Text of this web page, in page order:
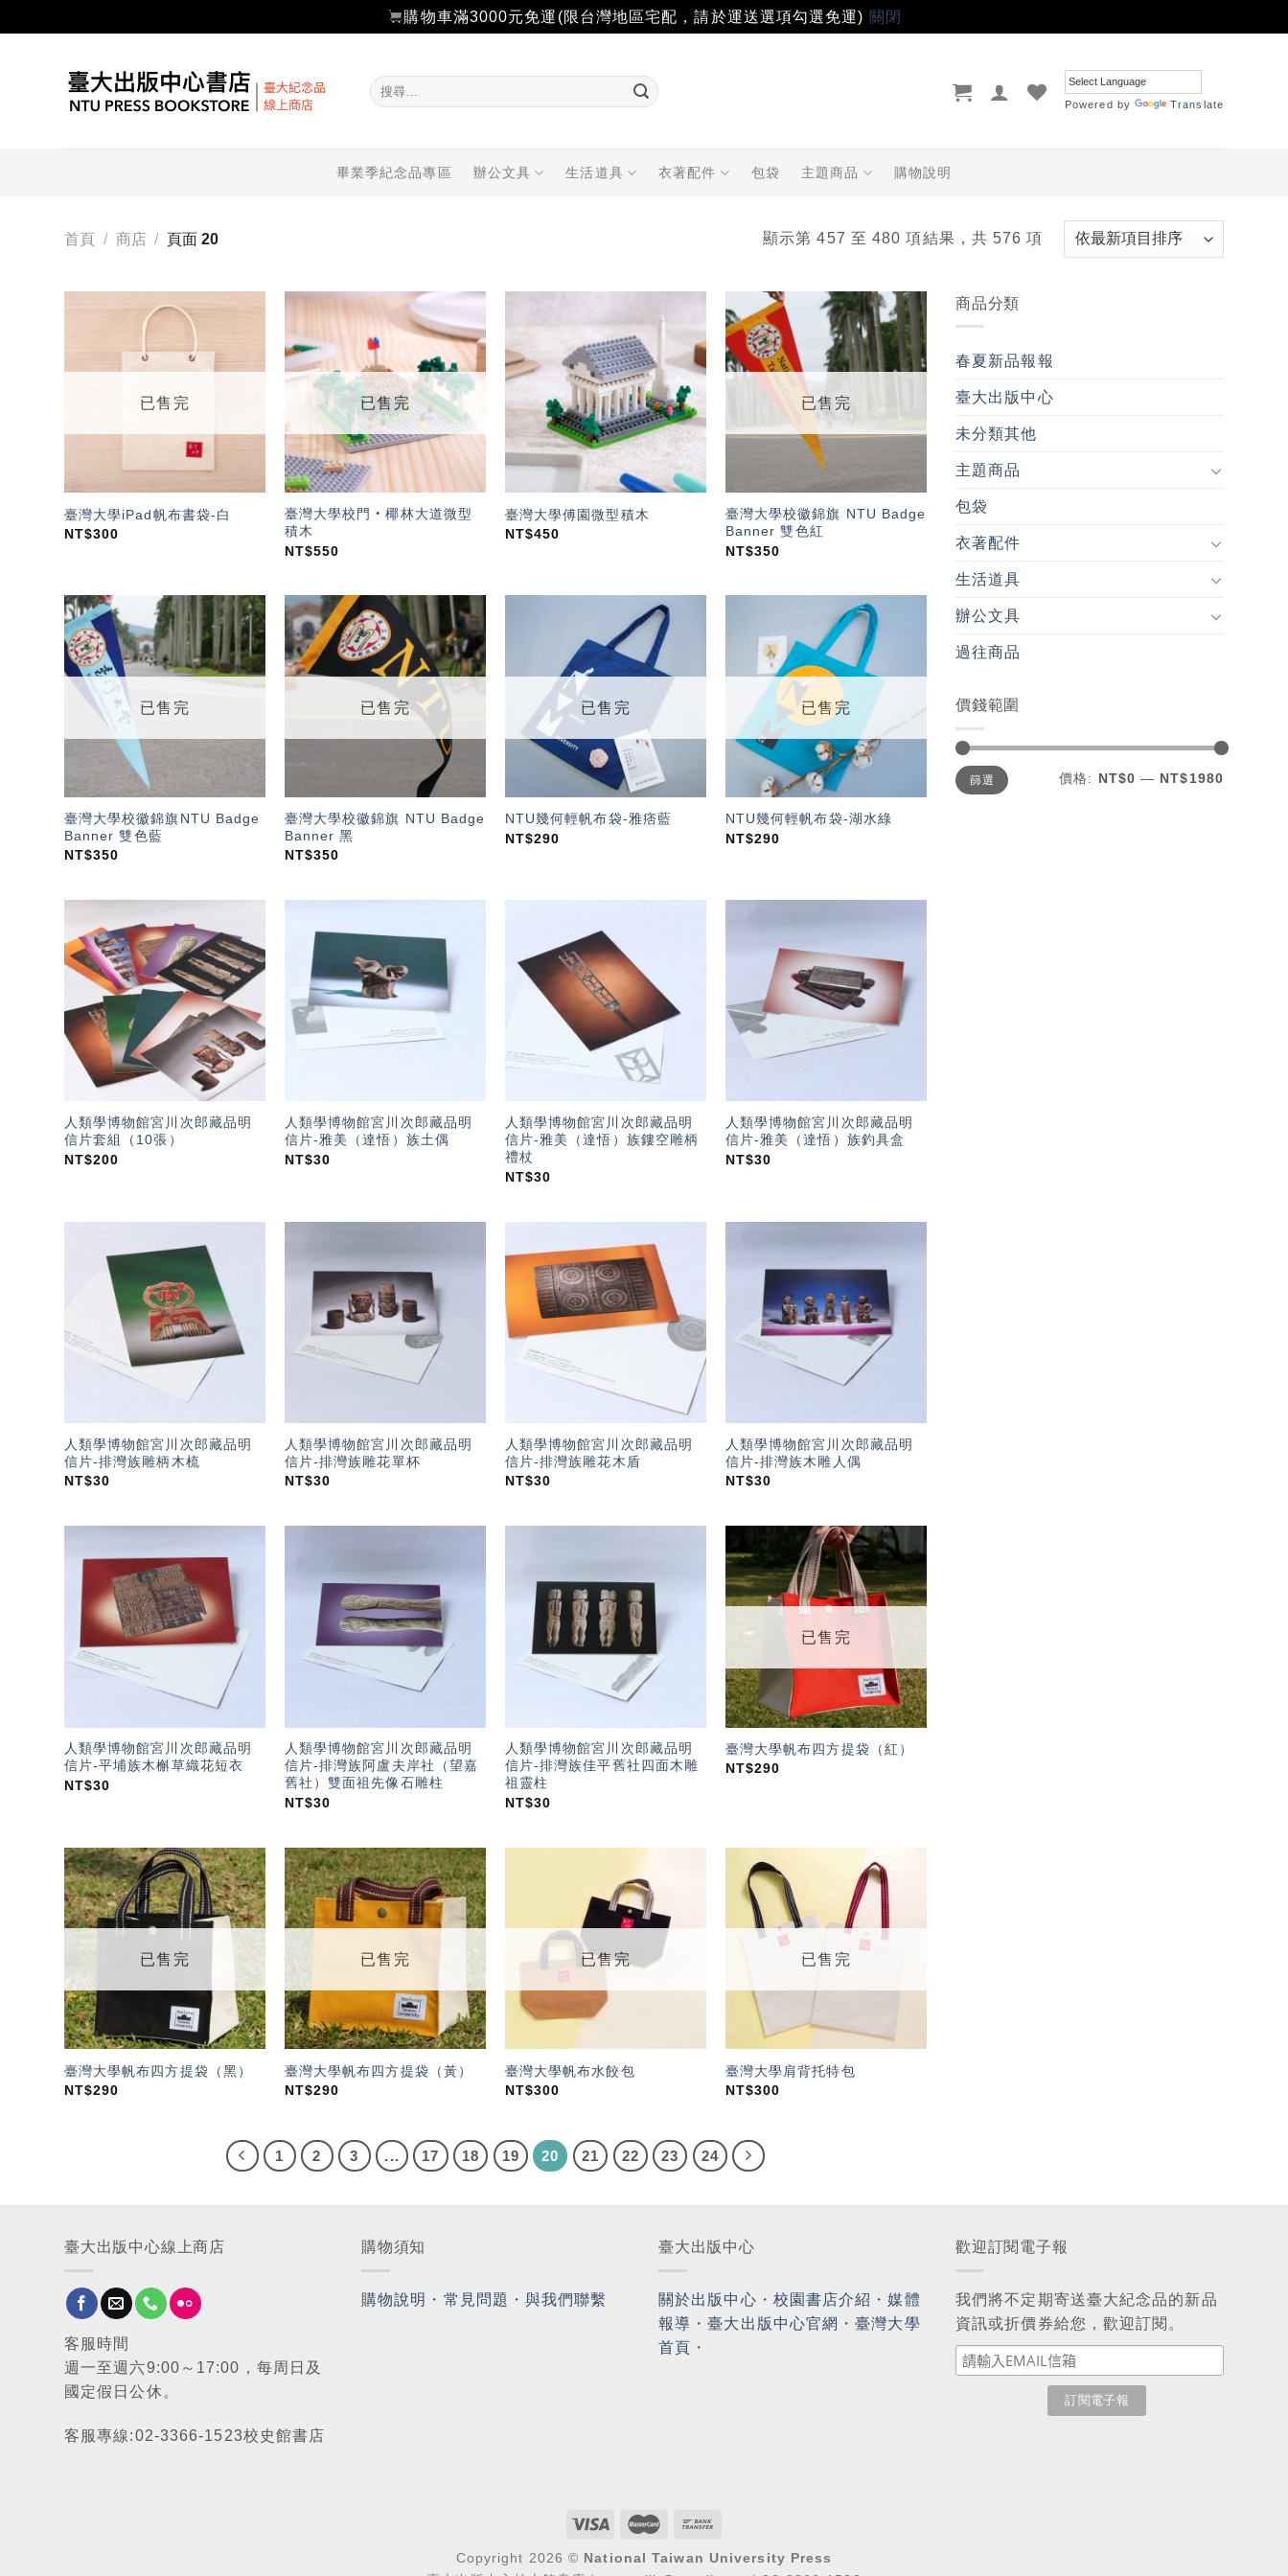
購物車滿3000元免運(限台灣地區宅配，請於運送選項勾選免運) 關閉
搜
尋
Powered by Translate
畢業季紀念品專區 辦公文具 生活道具 衣著配件 包袋 主題商品 購物說明
首頁 / 商店 / 頁面 20 顯示第 457 至 480 項結果，共 576 項
望輕
已售完
臺灣大學iPad帆布書袋-白
NT$300
加入
望輕
已售完
臺灣大學校門‧椰林大道微型
積木
NT$550
「願
望輕
單」
臺灣大學傅園微型積木
NT$450
加入
「願
望輕
已售完
臺灣大學校徽錦旗 NTU Badge
Banner 雙色紅
NT$350
加入
「願
望輕
已售完
臺灣大學校徽錦旗NTU Badge
Banner 雙色藍
NT$350
加入
「願
望輕
已售完
臺灣大學校徽錦旗 NTU Badge
Banner 黑
NT$350
望輕
單」
已售完
NTU幾何輕帆布袋-雅痞藍
NT$290
望輕
已售完
NTU幾何輕帆布袋-湖水綠
NT$290
加入
「願
望輕
單」
人類學博物館宮川次郎藏品明
信片套組（10張）
NT$200
「願
望輕
單」
人類學博物館宮川次郎藏品明
信片-雅美（達悟）族土偶
NT$30
人類學博物館宮川次郎藏品明
信片-雅美（達悟）族鏤空雕柄
禮杖
NT$30
「願
望輕
單」
人類學博物館宮川次郎藏品明
信片-雅美（達悟）族釣具盒
NT$30
望輕
單」
人類學博物館宮川次郎藏品明
信片-排灣族雕柄木梳
NT$30
人類學博物館宮川次郎藏品明
信片-排灣族雕花單杯
NT$30
「願
望輕
單」
人類學博物館宮川次郎藏品明
信片-排灣族雕花木盾
NT$30
「願
望輕
單」
人類學博物館宮川次郎藏品明
信片-排灣族木雕人偶
NT$30
加入
「願
望輕
單」
人類學博物館宮川次郎藏品明
信片-平埔族木槲草織花短衣
NT$30
人類學博物館宮川次郎藏品明
信片-排灣族阿盧夫岸社（望嘉
舊社）雙面祖先像石雕柱
NT$30
人類學博物館宮川次郎藏品明
信片-排灣族佳平舊社四面木雕
祖靈柱
NT$30
加入
「願
望輕
已售完
臺灣大學帆布四方提袋（紅）
NT$290
加入
「願
望輕
已售完
臺灣大學帆布四方提袋（黑）
NT$290
加入
「願
望輕
已售完
臺灣大學帆布四方提袋（黃）
NT$290
「願
望輕
已售完
臺灣大學帆布水餃包
NT$300
加入
望輕
單」
已售完
臺灣大學肩背托特包
NT$300
1 2 3 ... 17 18 19 20 21 22 23 24
商品分類
春夏新品報報
臺大出版中心
未分類其他
主題商品
包袋
衣著配件
生活道具
辦公文具
過往商品
價錢範圍
最
低
價
最
高
價
篩選 價格: NT$0 — NT$1980
臺大出版中心線上商店
客服時間
週一至週六9:00～17:00，每周日及
國定假日公休。
客服專線:02-3366-1523校史館書店
購物須知
購物說明 ・ 常見問題 ・與我們聯繫
臺大出版中心
關於出版中心 ・ 校園書店介紹 ・媒體
報導 ・臺大出版中心官網 ・臺灣大學
首頁 ・
歡迎訂閱電子報
我們將不定期寄送臺大紀念品的新品
資訊或折價券給您，歡迎訂閱。
Copyright 2026 © National Taiwan University Press